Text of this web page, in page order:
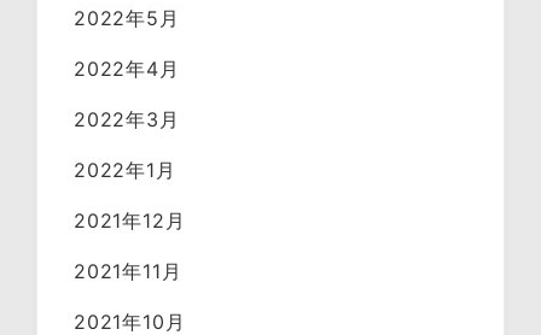
2022年5月
2022年4月
2022年3月
2022年1月
2021年12月
2021年11月
2021年10月